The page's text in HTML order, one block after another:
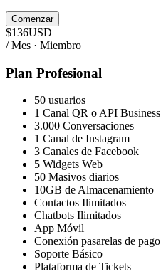
Comenzar
$136USD
/ Mes · Miembro
Plan Profesional
50 usuarios
1 Canal QR o API Business
3.000 Conversaciones
1 Canal de Instagram
3 Canales de Facebook
5 Widgets Web
50 Masivos diarios
10GB de Almacenamiento
Contactos Ilimitados
Chatbots Ilimitados
App Móvil
Conexión pasarelas de pago
Soporte Básico
Plataforma de Tickets